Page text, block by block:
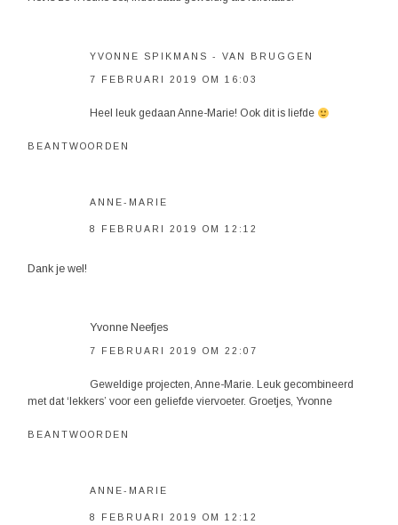
YVONNE SPIKMANS - VAN BRUGGEN
7 FEBRUARI 2019 OM 16:03
Heel leuk gedaan Anne-Marie! Ook dit is liefde
BEANTWOORDEN
ANNE-MARIE
8 FEBRUARI 2019 OM 12:12
Dank je wel!
Yvonne Neefjes
7 FEBRUARI 2019 OM 22:07
Geweldige projecten, Anne-Marie. Leuk gecombineerd
met dat ‘lekkers’ voor een geliefde viervoeter. Groetjes, Yvonne
BEANTWOORDEN
ANNE-MARIE
8 FEBRUARI 2019 OM 12:12